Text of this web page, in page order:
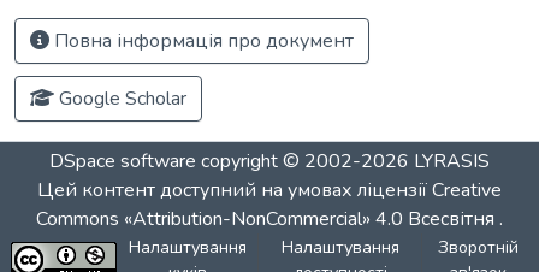
Повна інформація про документ
Google Scholar
DSpace software copyright © 2002-2026 LYRASIS
Цей контент доступний на умовах ліцензіїCreative
Commons «Attribution-NonCommercial» 4.0 Всесвітня .
Налаштування
Налаштування
Зворотній